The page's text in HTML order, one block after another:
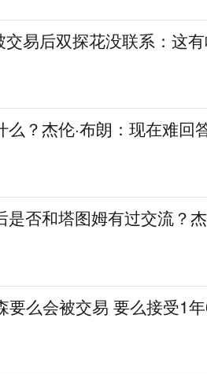
易后双探花没联系：这
？杰伦·布朗：现在难回
是否和塔图姆有过交流？
要么会被交易 要么接受1